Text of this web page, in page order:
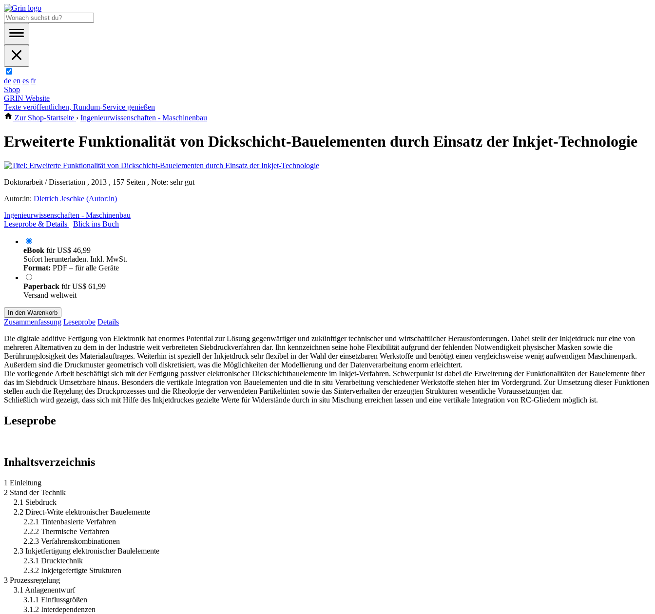
de en es fr
Shop
GRIN Website
Texte veröffentlichen, Rundum-Service genießen
Zur Shop-Startseite › Ingenieurwissenschaften - Maschinenbau
Erweiterte Funktionalität von Dickschicht-Bauelementen durch Einsatz der Inkjet-Technologie
Doktorarbeit / Dissertation , 2013 , 157 Seiten , Note: sehr gut
Autor:in: Dietrich Jeschke (Autor:in)
Ingenieurwissenschaften - Maschinenbau
Leseprobe & Details
Blick ins Buch
eBook fürUS$ 46,99
Sofort herunterladen. Inkl. MwSt.
Format: PDF – für alle Geräte
Paperback fürUS$ 61,99
Versand weltweit
In den Warenkorb
Zusammenfassung Leseprobe Details
Die digitale additive Fertigung von Elektronik hat enormes Potential zur Lösung gegenwärtiger und zukünftiger technischer und wirtschaftlicher Herausforderungen. Dabei stellt der Inkjetdruck nur eine von
mehreren Alternativen zu dem in der Industrie weit verbreiteten Siebdruckverfahren dar. Ihn kennzeichnen seine hohe Flexibilität aufgrund der fehlenden Notwendigkeit physischer Masken sowie die
Berührungslosigkeit des Materialauftrages. Weiterhin ist speziell der Inkjetdruck sehr flexibel in der Wahl der einsetzbaren Werkstoffe und benötigt einen vergleichsweise wenig aufwendigen Maschinenpark.
Außerdem sind die Druckmuster geometrisch voll diskretisiert, was die Möglichkeiten der Modellierung und der Datenverarbeitung enorm erleichtert.
Die vorliegende Arbeit beschäftigt sich mit der Fertigung passiver elektronischer Dickschichtbauelemente im Inkjet-Verfahren. Schwerpunkt ist dabei die Erweiterung der Funktionalitäten der Bauelemente über
das im Siebdruck Umsetzbare hinaus. Besonders die vertikale Integration von Bauelementen und die in situ Verarbeitung verschiedener Werkstoffe stehen hier im Vordergrund. Zur Umsetzung dieser Funktionen
stellen auch die Regelung des Druckprozesses und die Rheologie der verwendeten Partikeltinten sowie das Sinterverhalten der erzeugten Strukturen wesentliche Voraussetzungen dar.
Schließlich wird gezeigt, dass sich mit Hilfe des Inkjetdruckes gezielte Werte für Widerstände durch in situ Mischung erreichen lassen und eine vertikale Integration von RC-Gliedern möglich ist.
Leseprobe
Inhaltsverzeichnis
1 Einleitung
2 Stand der Technik
2.1 Siebdruck
2.2 Direct-Write elektronischer Bauelemente
2.2.1 Tintenbasierte Verfahren
2.2.2 Thermische Verfahren
2.2.3 Verfahrenskombinationen
2.3 Inkjetfertigung elektronischer Baulelemente
2.3.1 Drucktechnik
2.3.2 Inkjetgefertigte Strukturen
3 Prozessregelung
3.1 Anlagenentwurf
3.1.1 Einflussgrößen
3.1.2 Interdependenzen